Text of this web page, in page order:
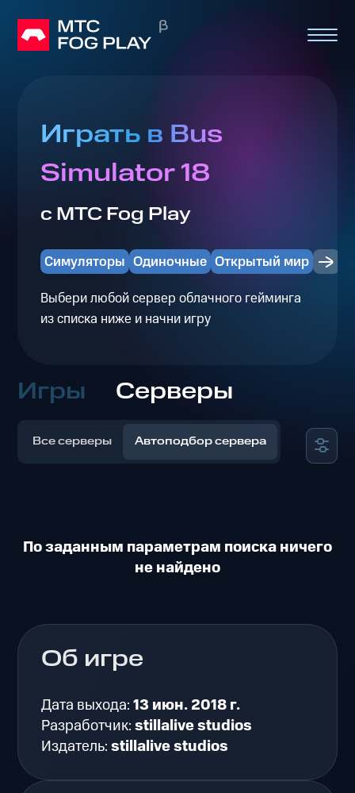
Играть в Bus
Simulator 18
с МТС Fog Play
Симуляторы Одиночные Открытый мир
Выбери любой сервер облачного гейминга
из списка ниже и начни игру
Игры Серверы
Все серверы Автоподбор сервера
По заданным параметрам поиска ничего
не найдено
Об игре
Дата выхода:13 июн. 2018 г.
Разработчик:stillalive studios
Издатель:stillalive studios